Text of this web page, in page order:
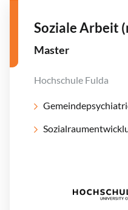
Soziale Arbeit
Master
Hochschule Fulda